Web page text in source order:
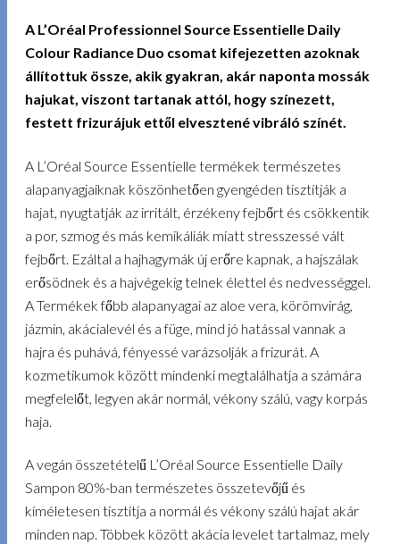
A L’Oréal Professionnel Source Essentielle Daily
Colour Radiance Duo csomat kifejezetten azoknak
állítottuk össze, akik gyakran, akár naponta mossák
hajukat, viszont tartanak attól, hogy színezett,
festett frizurájuk ettől elvesztené vibráló színét.
A L’Oréal Source Essentielle termékek természetes
alapanyagjaiknak köszönhetően gyengéden tisztítják a
hajat, nyugtatják az irritált, érzékeny fejbőrt és csökkentik
a por, szmog és más kemikáliák miatt stresszessé vált
fejbőrt. Ezáltal a hajhagymák új erőre kapnak, a hajszálak
erősödnek és a hajvégekig telnek élettel és nedvességgel.
A Termékek főbb alapanyagai az aloe vera, körömvirág,
jázmin, akácialevél és a füge, mind jó hatással vannak a
hajra és puhává, fényessé varázsolják a frizurát. A
kozmetikumok között mindenki megtalálhatja a számára
megfelelőt, legyen akár normál, vékony szálú, vagy korpás
haja.
A vegán összetételű L’Oréal Source Essentielle Daily
Sampon 80%-ban természetes összetevőjű és
kíméletesen tisztítja a normál és vékony szálú hajat akár
minden nap. Többek között akácia levelet tartalmaz, mely